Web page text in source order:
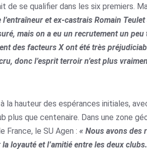
de se qualifier dans les six premiers.
et ex-castrais Romain
mais on a eu un recrutement un
des facteurs X ont été très
donc l’esprit terroir n’est plus
hauteur des espérances initiales, avec
plus que centenaire. Dans une zone
France, le SU Agen : « Nous avons des
loyauté et l’amitié entre les deux